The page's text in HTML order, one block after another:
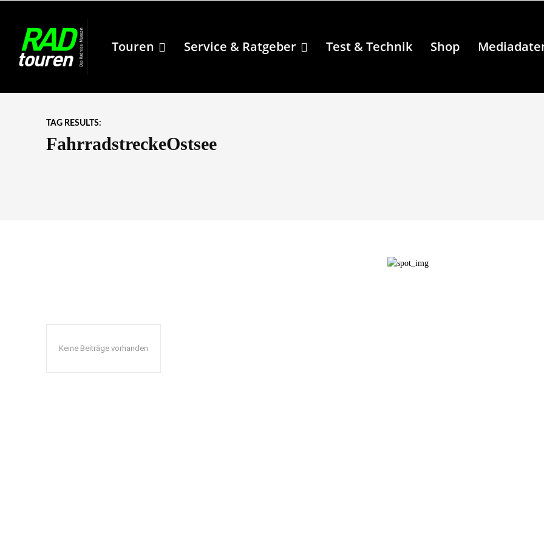
Touren Service & Ratgeber Test & Technik Shop
TAG RESULTS:
FahrradstreckeOstsee
Keine Beiträge vorhanden